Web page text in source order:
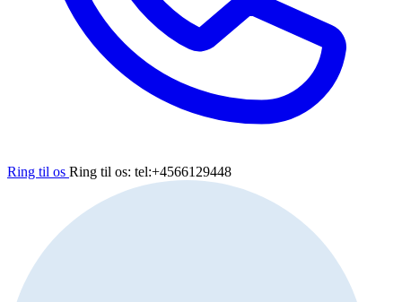
Ring til os Ring til os: tel:+4566129448